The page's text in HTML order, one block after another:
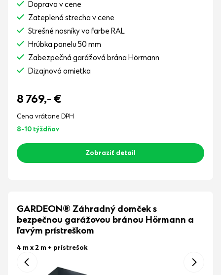
Doprava v cene
Zateplená strecha v cene
Strešné nosníky vo farbe RAL
Hrúbka panelu 50 mm
Zabezpečná garážová brána Hörmann
Dizajnová omietka
8 769,- €
Cena vrátane DPH
8-10 týždňov
Zobraziť detail
GARDEON® Záhradný domček s
bezpečnou garážovou bránou Hörmann a
ľavým prístreškom
4 m x 2 m + prístrešok